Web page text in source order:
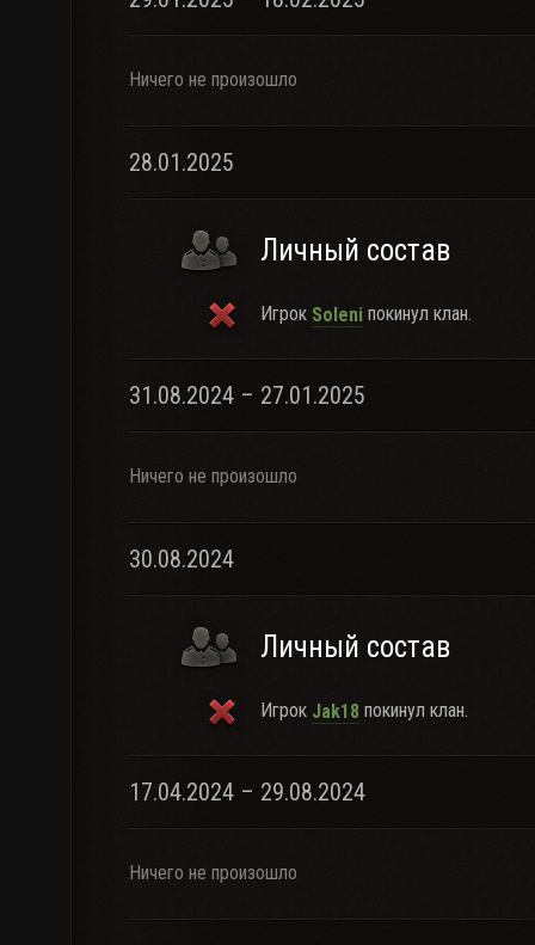
Ничего не произошло
28.01.2025
Личный состав
Игрок Soleni покинул клан.
31.08.2024 – 27.01.2025
Ничего не произошло
30.08.2024
Личный состав
Игрок Jak18 покинул клан.
17.04.2024 – 29.08.2024
Ничего не произошло